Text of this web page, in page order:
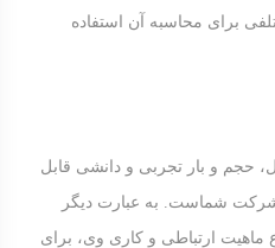
برای محاسبه آن استفاده
حجم و بار تجربی و دانشی قابل
شماست. به عبارت دیگر
ماهیت ارتباطی و کاری وی، برای